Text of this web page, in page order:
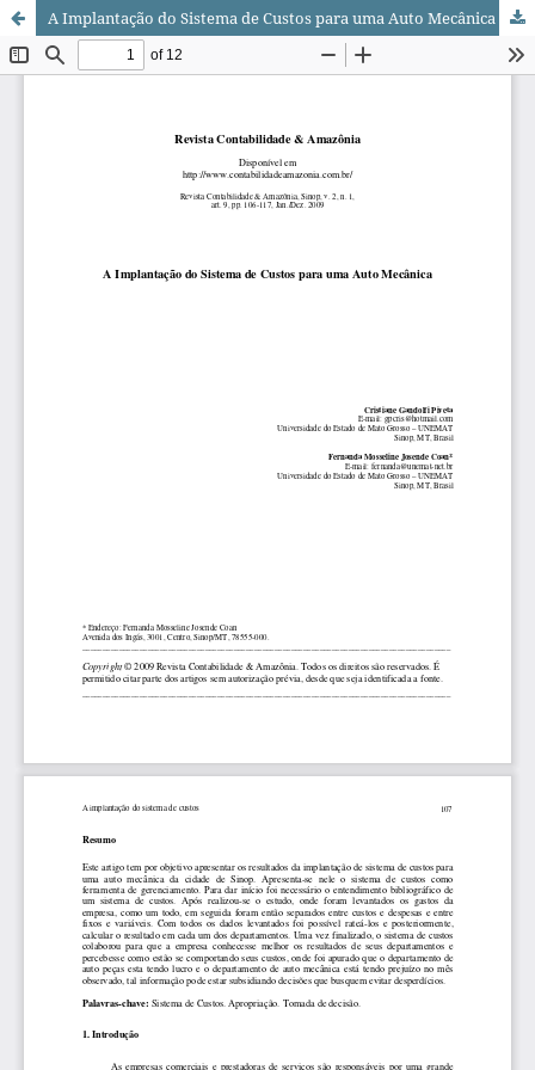
A Implantação do Sistema de Custos para uma Auto Mecânica